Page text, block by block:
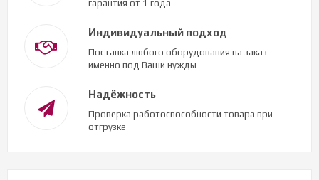
гарантия от 1 года
Индивидуальный подход
Поставка любого оборудования на заказ
именно под Ваши нужды
Надёжность
Проверка работоспособности товара при
отгрузке